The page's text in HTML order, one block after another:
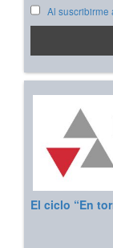
Al suscribirme
El ciclo “En